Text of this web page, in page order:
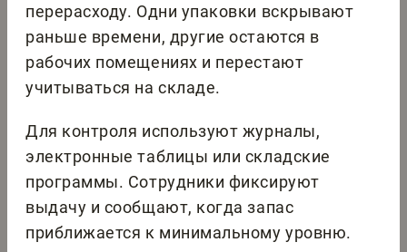
перерасходу. Одни упаковки вскрывают
раньше времени, другие остаются в
рабочих помещениях и перестают
учитываться на складе.
Для контроля используют журналы,
электронные таблицы или складские
программы. Сотрудники фиксируют
выдачу и сообщают, когда запас
приближается к минимальному уровню.